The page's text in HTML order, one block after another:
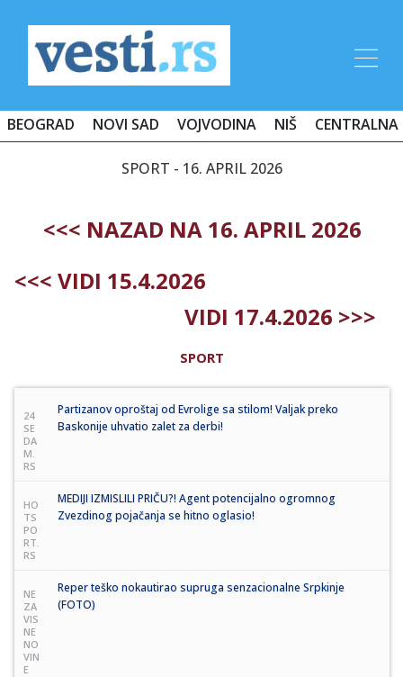
BEOGRAD NOVI SAD VOJVODINA NIŠ CENTRALNA
SPORT - 16. APRIL 2026
<<< NAZAD NA 16. APRIL 2026
<<< VIDI 15.4.2026
VIDI 17.4.2026 >>>
SPORT
24
SE
DA
M.
RS
Partizanov oproštaj od Evrolige sa stilom! Valjak preko
Baskonije uhvatio zalet za derbi!
HO
TS
PO
RT.
RS
MEDIJI IZMISLILI PRIČU?! Agent potencijalno ogromnog
Zvezdinog pojačanja se hitno oglasio!
NE
ZA
VIS
NE
NO
VIN
E
Reper teško nokautirao supruga senzacionalne Srpkinje
(FOTO)